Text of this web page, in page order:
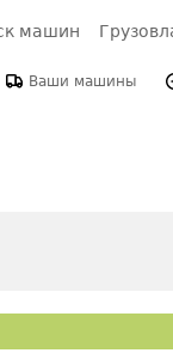
машин
Ваши машины